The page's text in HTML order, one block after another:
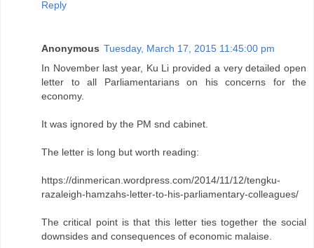
Reply
Anonymous Tuesday, March 17, 2015 11:45:00 pm
In November last year, Ku Li provided a very detailed open
letter to all Parliamentarians on his concerns for the
economy.
It was ignored by the PM snd cabinet.
The letter is long but worth reading:
https://dinmerican.wordpress.com/2014/11/12/tengku-
razaleigh-hamzahs-letter-to-his-parliamentary-colleagues/
The critical point is that this letter ties together the social
downsides and consequences of economic malaise.